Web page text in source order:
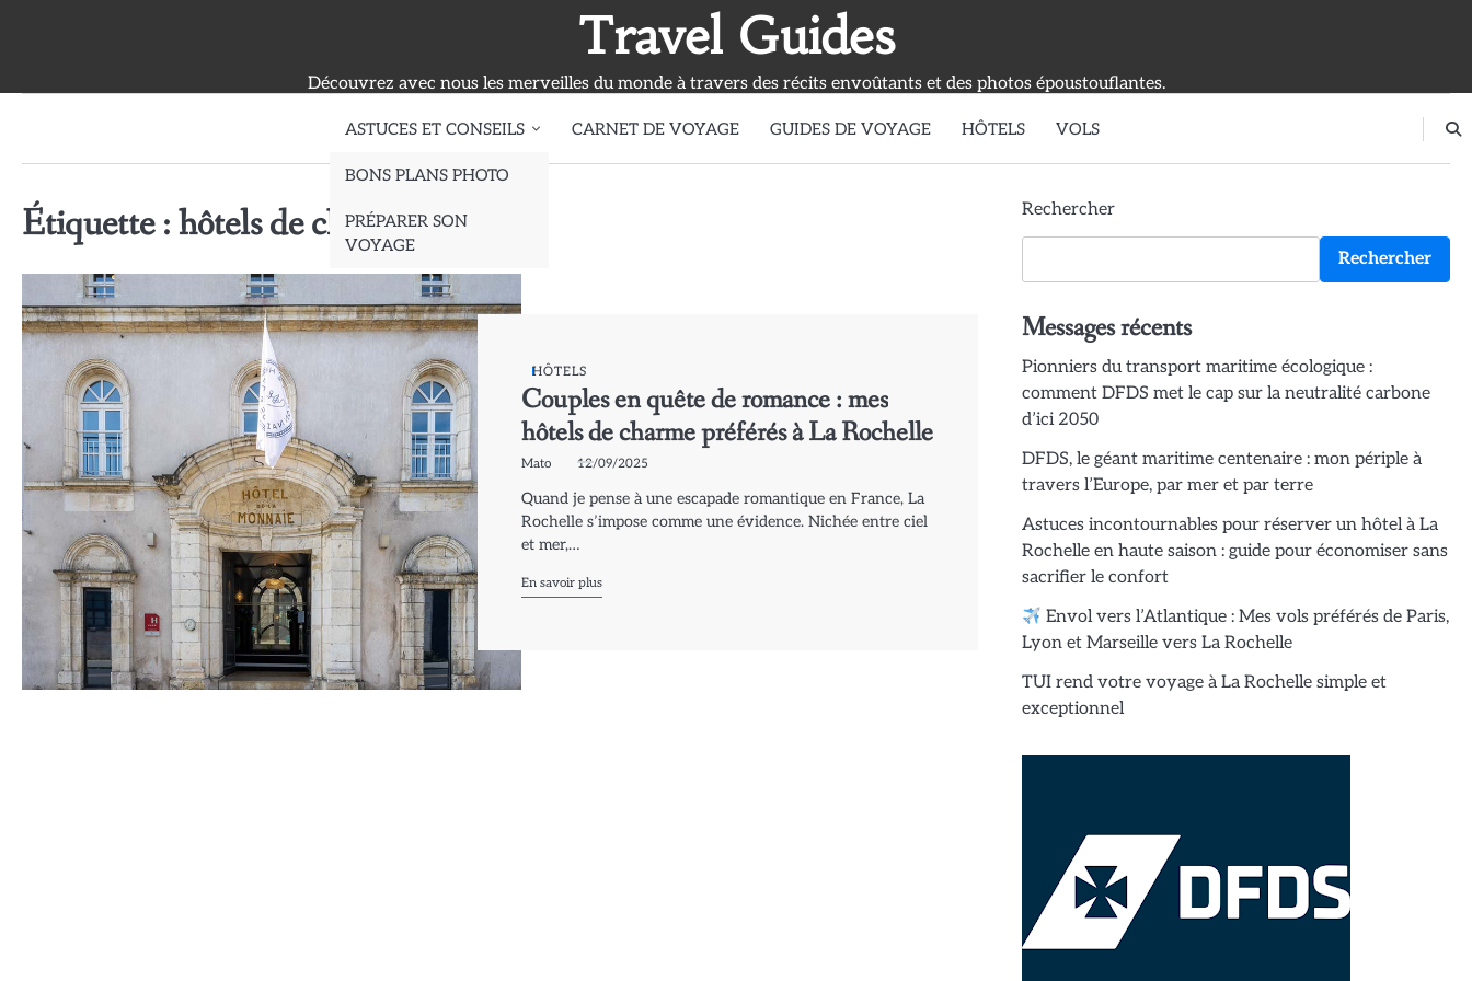
Travel Guides
Découvrez avec nous les merveilles du monde à travers des récits envoûtants et des photos époustouflantes.
ASTUCES ET CONSEILS
BONS PLANS PHOTO
PRÉPARER SON
VOYAGE
CARNET DE VOYAGE GUIDES DE VOYAGE HÔTELS VOLS
Étiquette :hôtels de charme préférés
HÔTELS
Couples en quête de romance : mes
hôtels de charme préférés à La Rochelle
Mato 12/09/2025
Quand je pense à une escapade romantique en France, La
Rochelle s’impose comme une évidence. Nichée entre ciel
et mer,…
En savoir plus
Rechercher
Rechercher
Messages récents
Pionniers du transport maritime écologique :
comment DFDS met le cap sur la neutralité carbone
d’ici 2050
DFDS, le géant maritime centenaire : mon périple à
travers l’Europe, par mer et par terre
Astuces incontournables pour réserver un hôtel à La
Rochelle en haute saison : guide pour économiser sans
sacrifier le confort
Envol vers l’Atlantique : Mes vols préférés de Paris,
Lyon et Marseille vers La Rochelle
TUI rend votre voyage à La Rochelle simple et
exceptionnel